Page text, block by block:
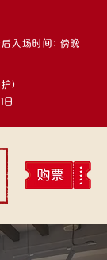
入场时间：傍晚
）
日